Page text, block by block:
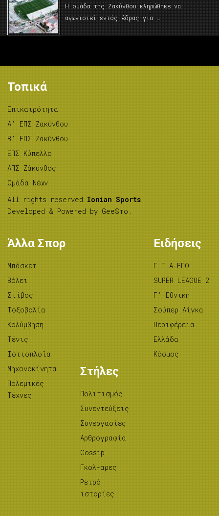
Η ομάδα της Ζακύνθου κληρώθηκε να
αγωνιστεί εντός έδρας για …
Τοπικά
Επικαιρότητα
A’ ΕΠΣ Ζακύνθου
B’ ΕΠΣ Ζακύνθου
ΕΠΣ Κύπελλο
ΑΠΣ Ζάκυνθος
Ομάδα Νέων
All rights reserved Ionian Sports .
Developed & Powered by GeeSmo .
Άλλα Σπορ
Μπάσκετ
Βόλεϊ
Στίβος
Tοξοβολία
Κολύμβηση
Τένις
Ιστιοπλοΐα
Μηχανοκίνητα
Πολεμικές
Τέχνες
Ειδήσεις
Γ.Γ.Α-ΕΠΟ
SUPER LEAGUE 2
Γ’ Εθνική
Σούπερ Λίγκα
Περιφέρεια
Ελλάδα
Κόσμος
Στήλες
Πολιτισμός
Συνεντεύξεις
Συνεργασίες
Αρθρογραφία
Gossip
Γκολ-αρες
Ρετρό
ιστορίες